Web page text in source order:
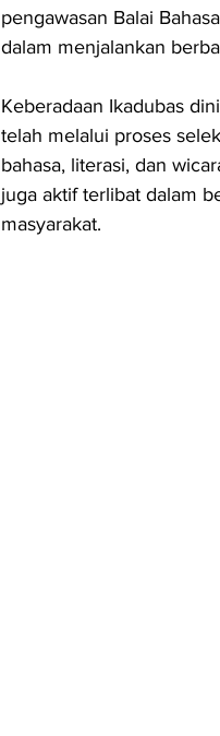
pengawasan Balai
dalam menjalankan
Keberadaan Ikadubas
telah melalui proses
bahasa, literasi, dan
juga aktif terlibat dalam
masyarakat.